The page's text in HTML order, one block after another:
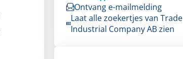
Ontvang e-mailmelding
Laat alle zoekertjes van Trade
Industrial Company AB zien